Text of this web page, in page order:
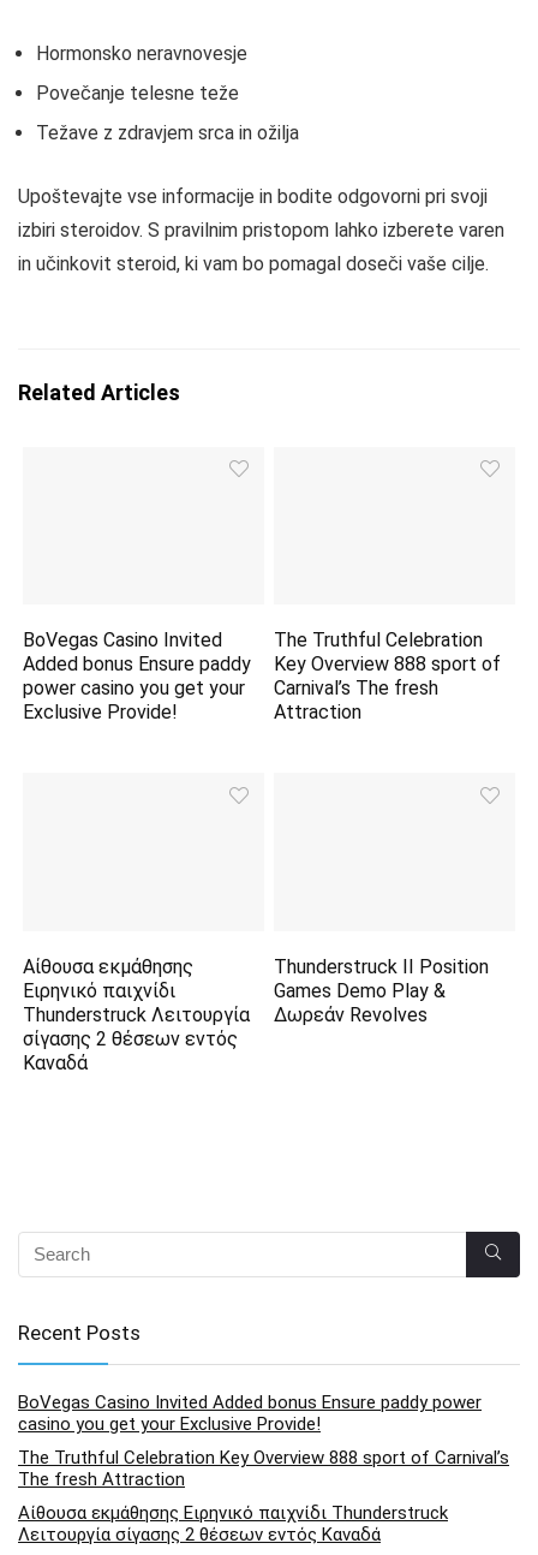
Hormonsko neravnovesje
Povečanje telesne teže
Težave z zdravjem srca in ožilja
Upoštevajte vse informacije in bodite odgovorni pri svoji
izbiri steroidov. S pravilnim pristopom lahko izberete varen
in učinkovit steroid, ki vam bo pomagal doseči vaše cilje.
Related Articles
BoVegas Casino Invited
Added bonus Ensure paddy
power casino you get your
Exclusive Provide!
The Truthful Celebration
Key Overview 888 sport of
Carnival’s The fresh
Attraction
Αίθουσα εκμάθησης
Ειρηνικό παιχνίδι
Thunderstruck Λειτουργία
σίγασης 2 θέσεων εντός
Καναδά
Thunderstruck II Position
Games Demo Play &
Δωρεάν Revolves
Recent Posts
BoVegas Casino Invited Added bonus Ensure paddy power
casino you get your Exclusive Provide!
The Truthful Celebration Key Overview 888 sport of Carnival’s
The fresh Attraction
Αίθουσα εκμάθησης Ειρηνικό παιχνίδι Thunderstruck
Λειτουργία σίγασης 2 θέσεων εντός Καναδά